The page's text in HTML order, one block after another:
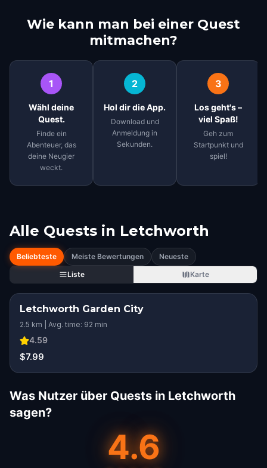
Wie kann man bei einer Quest
mitmachen?
1
Wähl deine
Quest.
Finde ein
Abenteuer, das
deine Neugier
weckt.
2
Hol dir die App.
Download und
Anmeldung in
Sekunden.
3
Los geht's –
viel Spaß!
Geh zum
Startpunkt und
spiel!
Alle Quests in Letchworth
Beliebteste Meiste Bewertungen
Neueste
Liste
Karte
Letchworth Garden City
2.5 km | Avg. time: 92 min
4.59
$7.99
Was Nutzer über Quests in Letchworth
sagen?
4.6